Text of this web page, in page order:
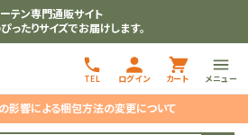
テン専門通販サイト
ったりサイズでお届けします。
TEL ログイン カート メニュー
影響による梱包方法の変更について